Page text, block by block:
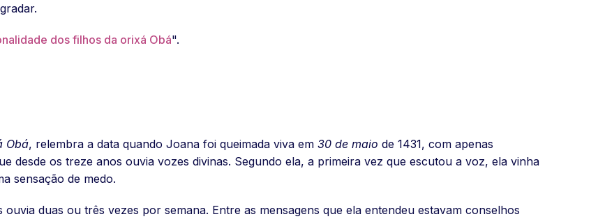
dos filhos da orixá Obá".
Obá, relembra a data quando Joana foi queimada viva em 30 de maio de 1431, com apenas
desde os treze anos ouvia vozes divinas. Segundo ela, a primeira vez que escutou a voz, ela vinha
sensação de medo.
duas ou três vezes por semana. Entre as mensagens que ela entendeu estavam conselhos